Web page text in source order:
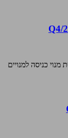
כניסה למנויים